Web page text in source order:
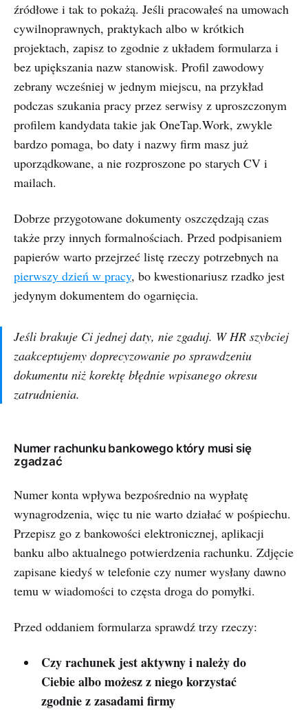
źródłowe i tak to pokażą. Jeśli pracowałeś na umowach
cywilnoprawnych, praktykach albo w krótkich
projektach, zapisz to zgodnie z układem formularza i
bez upiększania nazw stanowisk. Profil zawodowy
zebrany wcześniej w jednym miejscu, na przykład
podczas szukania pracy przez serwisy z uproszczonym
profilem kandydata takie jak OneTap.Work, zwykle
bardzo pomaga, bo daty i nazwy firm masz już
uporządkowane, a nie rozproszone po starych CV i
mailach.
Dobrze przygotowane dokumenty oszczędzają czas
także przy innych formalnościach. Przed podpisaniem
papierów warto przejrzeć listę rzeczy potrzebnych na
pierwszy dzień w pracy, bo kwestionariusz rzadko jest
jedynym dokumentem do ogarnięcia.
Jeśli brakuje Ci jednej daty, nie zgaduj. W HR szybciej
zaakceptujemy doprecyzowanie po sprawdzeniu
dokumentu niż korektę błędnie wpisanego okresu
zatrudnienia.
Numer rachunku bankowego który musi się
zgadzać
Numer konta wpływa bezpośrednio na wypłatę
wynagrodzenia, więc tu nie warto działać w pośpiechu.
Przepisz go z bankowości elektronicznej, aplikacji
banku albo aktualnego potwierdzenia rachunku. Zdjęcie
zapisane kiedyś w telefonie czy numer wysłany dawno
temu w wiadomości to częsta droga do pomyłki.
Przed oddaniem formularza sprawdź trzy rzeczy:
Czy rachunek jest aktywny i należy do
Ciebie albo możesz z niego korzystać
zgodnie z zasadami firmy